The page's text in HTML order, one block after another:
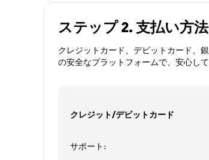
ステップ 2. 支払い方
クレジットカード、デビットカード、
の安全なプラットフォームで、安心し
クレジット/デビットカード
サポート: